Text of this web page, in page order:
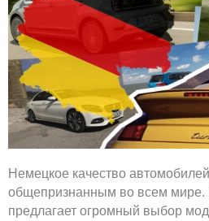
Немецкое качество
общепризнанным во всем мире.
предлагает огромный выбор